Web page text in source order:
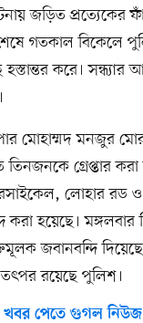
জড়িত প্রত্যেকের
গতকাল বিকেলে
করে। সন্ধ্যার
মোহাম্মদ মনজুর
গ্রেপ্তার
লোহার রড ও
হয়েছে। মঙ্গলবার
জবানবন্দি
তৎপর রয়েছে পুলিশ।
পেতে গুগল নিউজ